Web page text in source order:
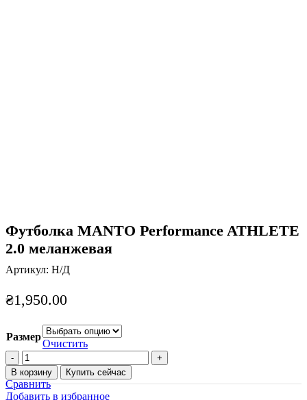
Футболка MANTO Performance ATHLETE
2.0 меланжевая
Артикул: Н/Д
₴1,950.00
Размер
Очистить
Количество
товара
Футболка
MANTO
В корзину Купить сейчас
Сравнить
Добавить в избранное